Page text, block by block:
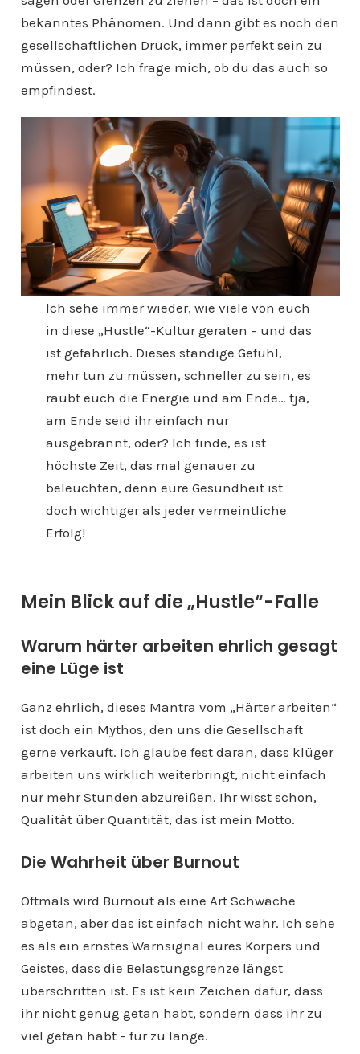
bekanntes Phänomen. Und dann gibt es noch den
gesellschaftlichen Druck, immer perfekt sein zu
müssen, oder? Ich frage mich, ob du das auch so
empfindest.
Ich sehe immer wieder, wie viele von euch
in diese „Hustle“-Kultur geraten – und das
ist gefährlich. Dieses ständige Gefühl,
mehr tun zu müssen, schneller zu sein, es
raubt euch die Energie und am Ende… tja,
am Ende seid ihr einfach nur
ausgebrannt, oder? Ich finde, es ist
höchste Zeit, das mal genauer zu
beleuchten, denn eure Gesundheit ist
doch wichtiger als jeder vermeintliche
Erfolg!
Mein Blick auf die „Hustle“-Falle
Warum härter arbeiten ehrlich gesagt
eine Lüge ist
Ganz ehrlich, dieses Mantra vom „Härter arbeiten“
ist doch ein Mythos, den uns die Gesellschaft
gerne verkauft. Ich glaube fest daran, dass klüger
arbeiten uns wirklich weiterbringt, nicht einfach
nur mehr Stunden abzureißen. Ihr wisst schon,
Qualität über Quantität, das ist mein Motto.
Die Wahrheit über Burnout
Oftmals wird Burnout als eine Art Schwäche
abgetan, aber das ist einfach nicht wahr. Ich sehe
es als ein ernstes Warnsignal eures Körpers und
Geistes, dass die Belastungsgrenze längst
überschritten ist. Es ist kein Zeichen dafür, dass
ihr nicht genug getan habt, sondern dass ihr zu
viel getan habt – für zu lange.